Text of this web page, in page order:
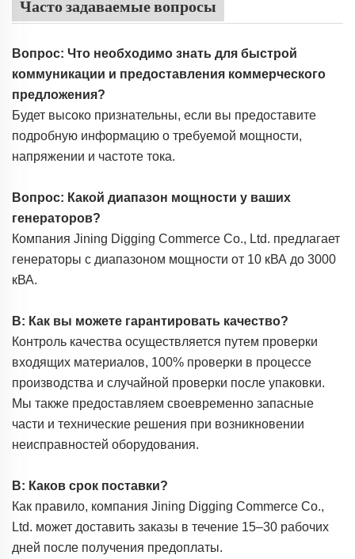
Часто задаваемые вопросы
Вопрос: Что необходимо знать для быстрой
коммуникации и предоставления коммерческого
предложения?
Будет высоко признательны, если вы предоставите
подробную информацию о требуемой мощности,
напряжении и частоте тока.
Вопрос: Какой диапазон мощности у ваших
генераторов?
Компания Jining Digging Commerce Co., Ltd. предлагает
генераторы с диапазоном мощности от 10 кВА до 3000
кВА.
В: Как вы можете гарантировать качество?
Контроль качества осуществляется путем проверки
входящих материалов, 100% проверки в процессе
производства и случайной проверки после упаковки.
Мы также предоставляем своевременно запасные
части и технические решения при возникновении
неисправностей оборудования.
В: Каков срок поставки?
Как правило, компания Jining Digging Commerce Co.,
Ltd. может доставить заказы в течение 15–30 рабочих
дней после получения предоплаты.